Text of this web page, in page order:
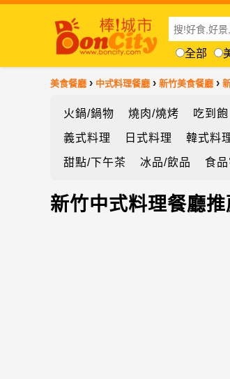
全部
美食餐廳 › 中式料理餐廳 › 新竹美食餐廳 ›
火鍋/鍋物 燒肉/燒烤 吃到飽
義式料理 日式料理 韓式料
甜點/下午茶 冰品/飲品 食
新竹中式料理餐廳推